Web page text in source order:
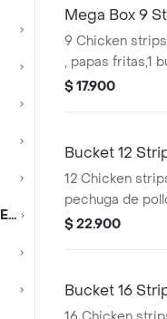
ACOMPAÑAMIENTOS Y EXTRAS
Mega Box 9
9 Chicken
, papas fritas,1
mediana
$ 17.900
Bucket 12
12 Chicken
pechuga de
queso 3 papa
$ 22.900
Bucket 16